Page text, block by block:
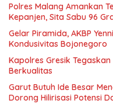
Polres Malang Amankan
Kepanjen, Sita Sabu 96
Gelar Piramida, AKBP
Kondusivitas Bojonegoro
Kapolres Gresik
Berkualitas
Garut Butuh Ide Besar
Dorong Hilirisasi Potensi